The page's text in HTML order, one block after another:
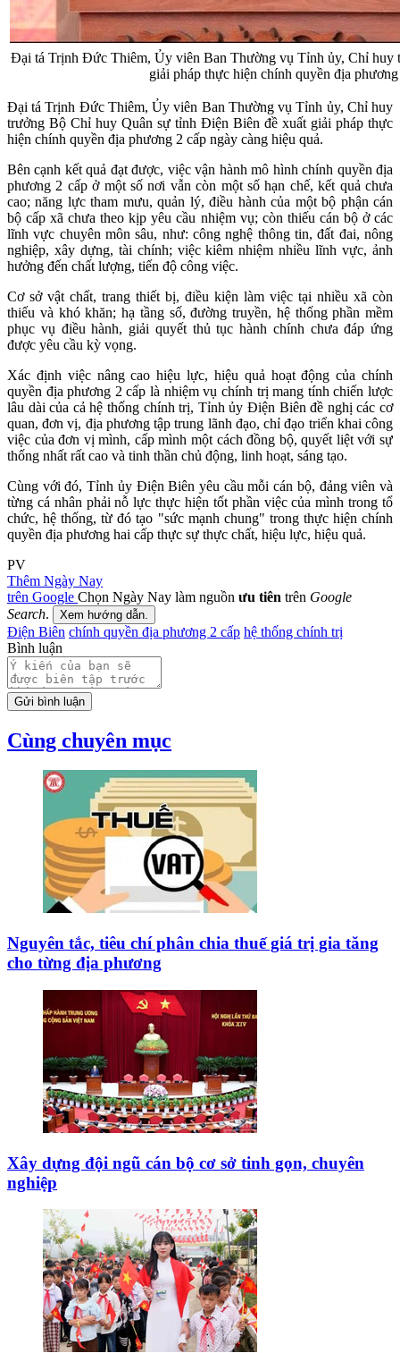
Đại tá Trịnh Đức Thiêm, Ủy viên Ban Thường vụ Tỉnh ủy, Chỉ huy
giải pháp thực hiện chính quyền địa
Đại tá Trịnh Đức Thiêm, Ủy viên Ban Thường vụ Tỉnh ủy, Chỉ huy
trưởng Bộ Chỉ huy Quân sự tỉnh Điện Biên đề xuất giải pháp thực
hiện chính quyền địa phương 2 cấp ngày càng hiệu quả.
Bên cạnh kết quả đạt được, việc vận hành mô hình chính quyền địa
phương 2 cấp ở một số nơi vẫn còn một số hạn chế, kết quả chưa
cao; năng lực tham mưu, quản lý, điều hành của một bộ phận cán
bộ cấp xã chưa theo kịp yêu cầu nhiệm vụ; còn thiếu cán bộ ở các
lĩnh vực chuyên môn sâu, như: công nghệ thông tin, đất đai, nông
nghiệp, xây dựng, tài chính; việc kiêm nhiệm nhiều lĩnh vực, ảnh
hưởng đến chất lượng, tiến độ công việc.
Cơ sở vật chất, trang thiết bị, điều kiện làm việc tại nhiều xã còn
thiếu và khó khăn; hạ tầng số, đường truyền, hệ thống phần mềm
phục vụ điều hành, giải quyết thủ tục hành chính chưa đáp ứng
được yêu cầu kỳ vọng.
Xác định việc nâng cao hiệu lực, hiệu quả hoạt động của chính
quyền địa phương 2 cấp là nhiệm vụ chính trị mang tính chiến lược
lâu dài của cả hệ thống chính trị, Tỉnh ủy Điện Biên đề nghị các cơ
quan, đơn vị, địa phương tập trung lãnh đạo, chỉ đạo triển khai công
việc của đơn vị mình, cấp mình một cách đồng bộ, quyết liệt với sự
thống nhất rất cao và tinh thần chủ động, linh hoạt, sáng tạo.
Cùng với đó, Tỉnh ủy Điện Biên yêu cầu mỗi cán bộ, đảng viên và
từng cá nhân phải nỗ lực thực hiện tốt phần việc của mình trong tổ
chức, hệ thống, từ đó tạo "sức mạnh chung" trong thực hiện chính
quyền địa phương hai cấp thực sự thực chất, hiệu lực, hiệu quả.
PV
Thêm Ngày Nay
trên Google Chọn Ngày Nay làm nguồn ưu tiên trên Google
Search. Xem hướng dẫn.
Điện Biên chính quyền địa phương 2 cấp hệ thống chính trị
Bình luận
Gửi bình luận
Cùng chuyên mục
Nguyên tắc, tiêu chí phân chia thuế giá trị gia tăng
cho từng địa phương
Xây dựng đội ngũ cán bộ cơ sở tinh gọn, chuyên
nghiệp